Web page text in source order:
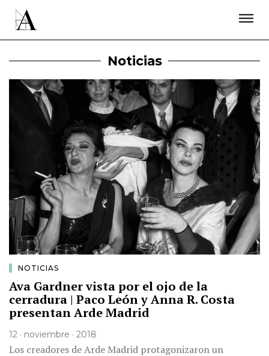
Noticias
NOTICIAS
Ava Gardner vista por el ojo de la
cerradura | Paco León y Anna R. Costa
presentan Arde Madrid
12 · noviembre · 2018
Los creadores de Arde Madrid protagonizaron un
ÚNETE A LA ACADEMIA DE CINE
PRENSA
NEWSLETTER